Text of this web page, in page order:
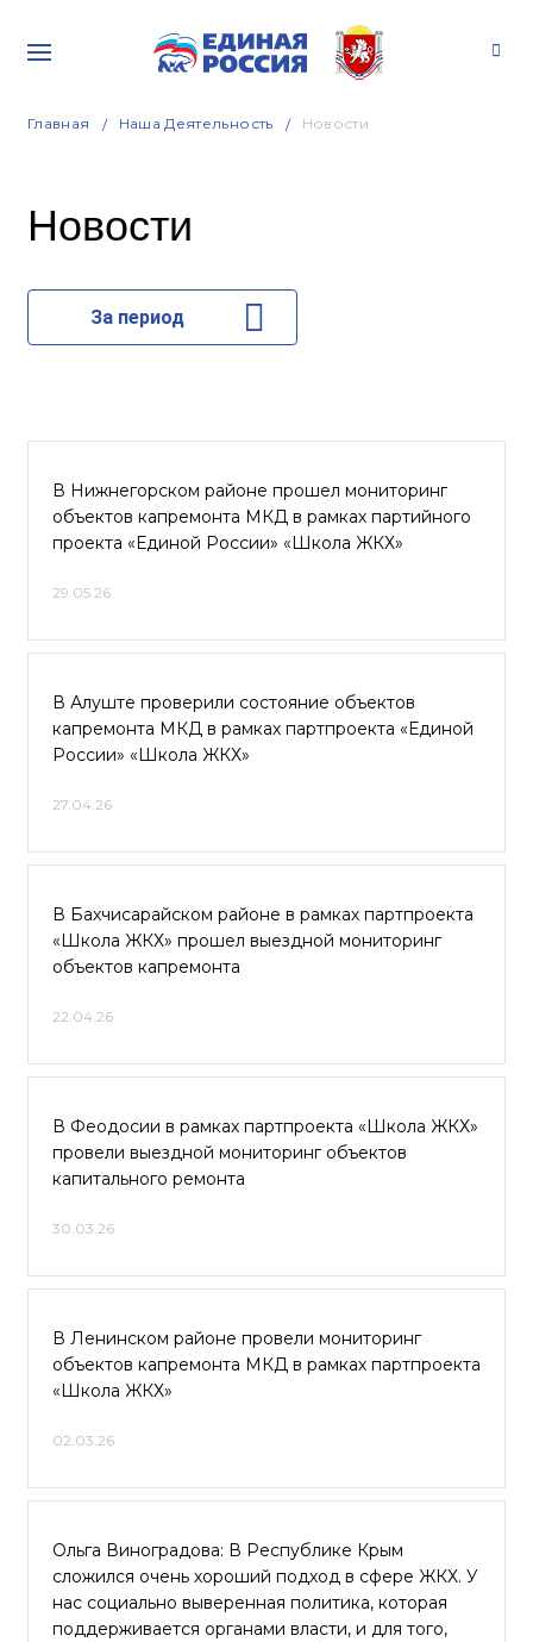
Главная Наша Деятельность Новости
Новости
За период
В Нижнегорском районе прошел мониторинг
объектов капремонта МКД в рамках партийного
проекта «Единой России» «Школа ЖКХ»
29.05.26
В Алуште проверили состояние объектов
капремонта МКД в рамках партпроекта «Единой
России» «Школа ЖКХ»
27.04.26
В Бахчисарайском районе в рамках партпроекта
«Школа ЖКХ» прошел выездной мониторинг
объектов капремонта
22.04.26
В Феодосии в рамках партпроекта «Школа ЖКХ»
провели выездной мониторинг объектов
капитального ремонта
30.03.26
В Ленинском районе провели мониторинг
объектов капремонта МКД в рамках партпроекта
«Школа ЖКХ»
02.03.26
Ольга Виноградова: В Республике Крым
сложился очень хороший подход в сфере ЖКХ. У
нас социально выверенная политика, которая
поддерживается органами власти, и для того,